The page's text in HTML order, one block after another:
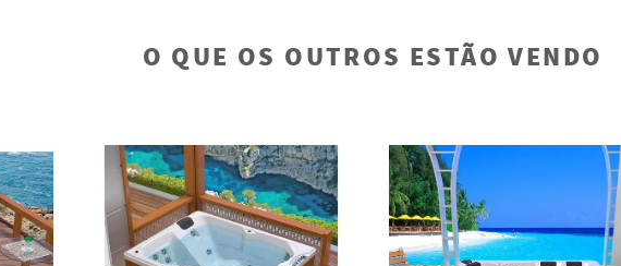
O QUE OS OUTROS ESTÃO VENDO